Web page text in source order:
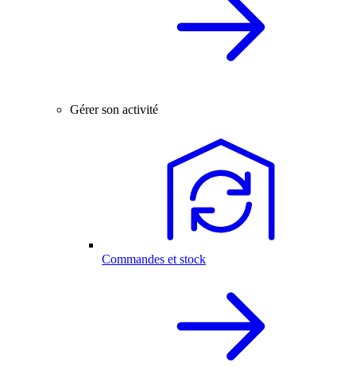
Gérer son activité
Commandes et stock